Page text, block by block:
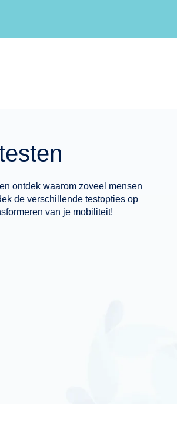
ontdek waarom zoveel mensen
de verschillende testopties op
van je mobiliteit!